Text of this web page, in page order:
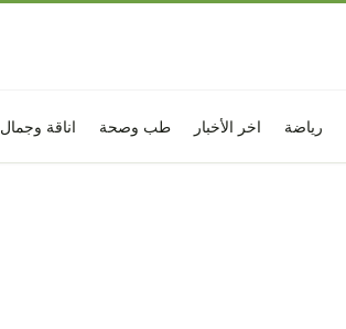
رياضة اخر الأخبار طب وصحة اناقة وجمال